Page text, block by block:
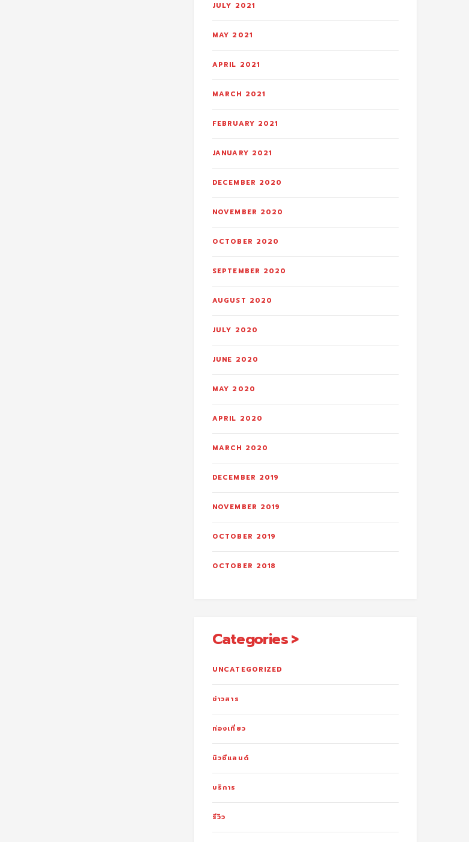
JULY 2021
MAY 2021
APRIL 2021
MARCH 2021
FEBRUARY 2021
JANUARY 2021
DECEMBER 2020
NOVEMBER 2020
OCTOBER 2020
SEPTEMBER 2020
AUGUST 2020
JULY 2020
JUNE 2020
MAY 2020
APRIL 2020
MARCH 2020
DECEMBER 2019
NOVEMBER 2019
OCTOBER 2019
OCTOBER 2018
Categories
UNCATEGORIZED
ข่าวสาร
ท่องเที่ยว
นิวซีแลนด์
บริการ
รีวิว